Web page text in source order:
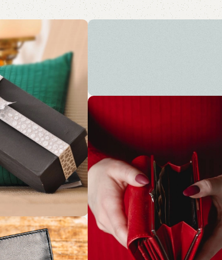
QUALITÉ
Des designs simples et
élégants qui complètent le
confort de votre hôtel. Des
solutions textiles hôtelières
qui ne font aucun
compromis sur la qualité.